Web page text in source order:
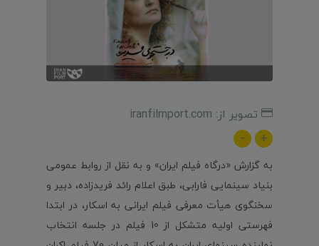
تصویر از: iranfilmport.com
+
-
به گزارش «درگاه فیلم ایران» و به نقل از روابط عمومی
بنیاد سینمایی فارابی، طبق اعلام رائد فریدزاده، دبیر و
سخنگوی هیأت معرفی فیلم ایرانی به اسکار، در ابتدا
فهرستی اولیه متشکل از 10 فیلم در جلسه انتخاب